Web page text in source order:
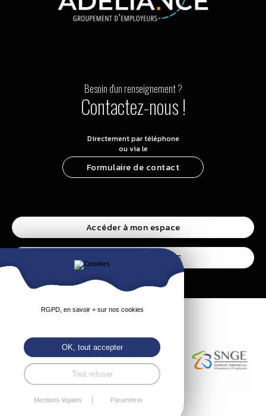
Besoin d'un renseignement ?
Contactez-nous !
Directement par téléphone
ou via le
Formulaire de contact
Accéder à mon espace
Accéder à l’espace CSE
RGPD, en savoir + sur nos cookies
OK, tout accepter
Tout refuser
Mentions légales Paramétrer